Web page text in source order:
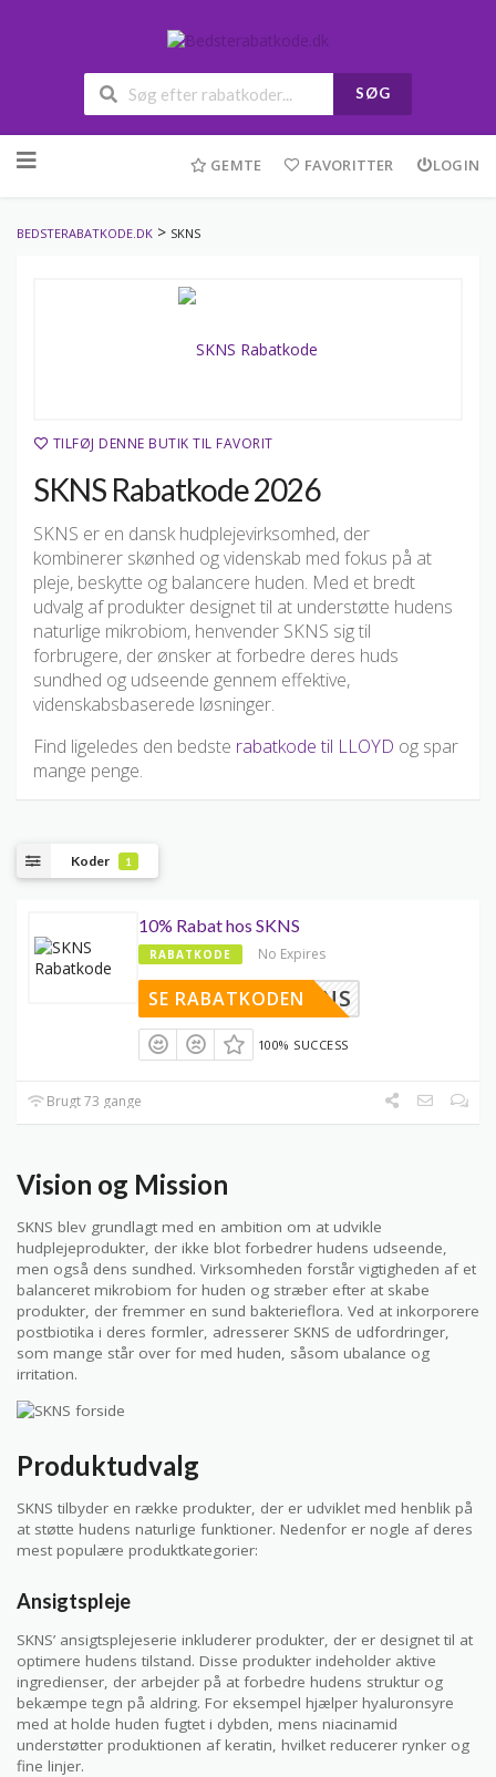
SØG
to
GEMTE FAVORITTER LOGIN
BEDSTERABATKODE.DK > SKNS
TILFØJ DENNE BUTIK TIL FAVORIT
SKNS Rabatkode 2026
SKNS er en dansk hudplejevirksomhed, der
kombinerer skønhed og videnskab med fokus på at
pleje, beskytte og balancere huden. Med et bredt
udvalg af produkter designet til at understøtte hudens
naturlige mikrobiom, henvender SKNS sig til
forbrugere, der ønsker at forbedre deres huds
sundhed og udseende gennem effektive,
videnskabsbaserede løsninger.
Find ligeledes den bedste rabatkode til LLOYD og spar
mange penge.
Koder 1
10% Rabat hos SKNS
RABATKODE No Expires
TRYSKNS
SE RABATKODEN
100% SUCCESS
Brugt 73 gange
Vision og Mission
SKNS blev grundlagt med en ambition om at udvikle
hudplejeprodukter, der ikke blot forbedrer hudens udseende,
men også dens sundhed. Virksomheden forstår vigtigheden af et
balanceret mikrobiom for huden og stræber efter at skabe
produkter, der fremmer en sund bakterieflora. Ved at inkorporere
postbiotika i deres formler, adresserer SKNS de udfordringer,
som mange står over for med huden, såsom ubalance og
irritation.
Produktudvalg
SKNS tilbyder en række produkter, der er udviklet med henblik på
at støtte hudens naturlige funktioner. Nedenfor er nogle af deres
mest populære produktkategorier:
Ansigtspleje
SKNS’ ansigtsplejeserie inkluderer produkter, der er designet til at
optimere hudens tilstand. Disse produkter indeholder aktive
ingredienser, der arbejder på at forbedre hudens struktur og
bekæmpe tegn på aldring. For eksempel hjælper hyaluronsyre
med at holde huden fugtet i dybden, mens niacinamid
understøtter produktionen af keratin, hvilket reducerer rynker og
fine linjer.